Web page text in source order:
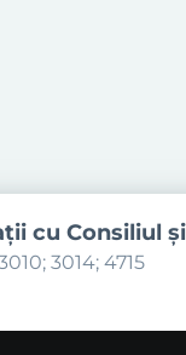
cu Consiliul
3014; 4715